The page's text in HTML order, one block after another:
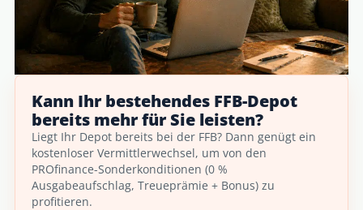
Kann Ihr bestehendes FFB-Depot
bereits mehr für Sie leisten?
Liegt Ihr Depot bereits bei der FFB? Dann genügt ein
kostenloser Vermittlerwechsel, um von den
PROfinance-Sonderkonditionen (0 %
Ausgabeaufschlag, Treueprämie + Bonus) zu
profitieren.